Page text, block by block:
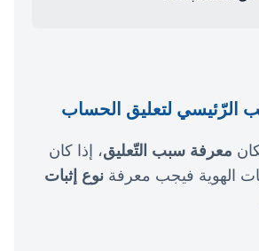
معرفة سبب التّعليق، إذا كان
الهوية فيجب معرفة نوع إثبات